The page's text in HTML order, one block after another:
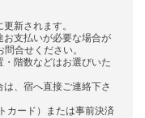
新されます。
支払いが必要な場合が
合せください。
階数などはお選びいた
、宿へ直接ご連絡下さ
カード）または事前決済